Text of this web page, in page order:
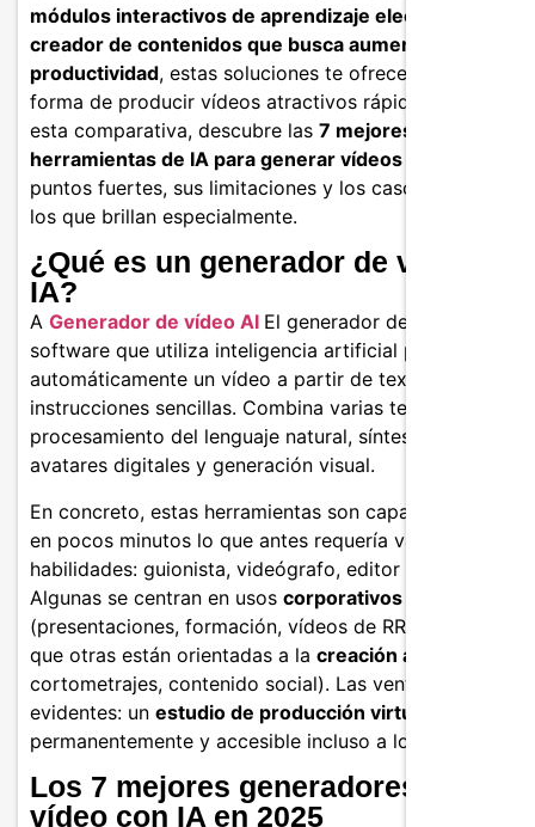
módulos interactivos de aprendizaje electrónico, o un
creador de contenidos que busca aumentar su
productividad, estas soluciones te ofrecen una nueva
forma de producir vídeos atractivos rápidamente. En
esta comparativa, descubre las 7 mejores
herramientas de IA para generar vídeos en 2025
puntos fuertes, sus limitaciones y los casos de uso en
los que brillan especialmente.
¿Qué es un generador de vídeo de
IA?
A Generador de vídeo AI El generador de vídeo es un
software que utiliza inteligencia artificial para producir
automáticamente un vídeo a partir de texto, imágenes
instrucciones sencillas. Combina varias tecnologías:
procesamiento del lenguaje natural, síntesis de voz,
avatares digitales y generación visual.
En concreto, estas herramientas son capaces de hacer
en pocos minutos lo que antes requería varias
habilidades: guionista, videógrafo, editor y actor.
Algunas se centran en usos corporativos
(presentaciones, formación, vídeos de RRHH), mientras
que otras están orientadas a la creación artística
cortometrajes, contenido social). Las ventajas son
evidentes: un estudio de producción virtual
permanentemente y accesible incluso a los no
Los 7 mejores generadores de
vídeo con IA en 2025